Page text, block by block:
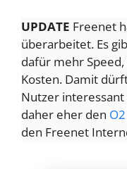
UPDATE Freenet
überarbeitet. Es
dafür mehr
Kosten. Damit
Nutzer
daher eher den
den Freenet